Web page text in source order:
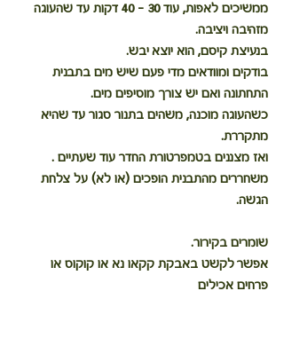
ממשיכים לאפות, עוד 30 - 40 דקות עד שהעוגה
מזהיבה ויציבה.
בנעיצת קיסם, הוא יוצא יבש.
בודקים ומוודאים מדי פעם שיש מים בתבנית
התחתונה ואם יש צורך מוסיפים מים.
כשהעוגה מוכנה, משהים בתנור סגור עד שהיא
מתקררת.
ואז מצננים בטמפרטורת החדר עוד שעתיים .
משחררים מהתבנית הופכים (או לא) על צלחת
הגשה.
שומרים בקירור.
אפשר לקשט באבקת קקאו נא או קוקוס או
פרחים אכילים